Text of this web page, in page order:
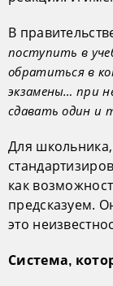
В
поступить в
обратиться в
экзамены… при
сдавать один и
Для
как
предсказуем.
это
Система,